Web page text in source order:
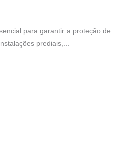
para garantir a proteção de
prediais,...